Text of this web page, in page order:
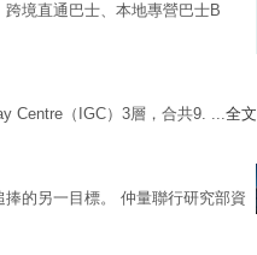
境直通巴士、本地專營巴士B
Centre（IGC）3層，合共9. ...全文
的另一目標。 仲量聯行研究部資